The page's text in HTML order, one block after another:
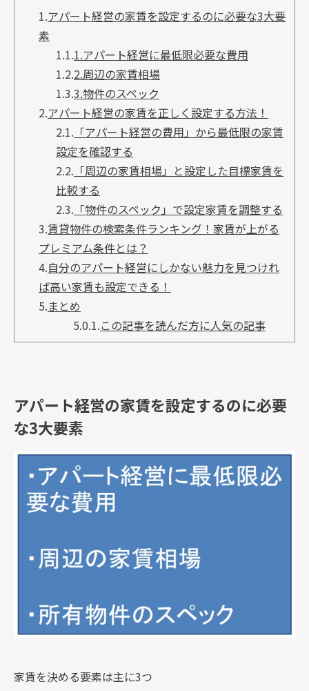
1.アパート経営の家賃を設定するのに必要な3大要
素
1.1.1.アパート経営に最低限必要な費用
1.2.2.周辺の家賃相場
1.3.3.物件のスペック
2.アパート経営の家賃を正しく設定する方法！
2.1. 「アパート経営の費用」から最低限の家賃
設定を確認する
2.2. 「周辺の家賃相場」と設定した目標家賃を
比較する
2.3. 「物件のスペック」で設定家賃を調整する
3.賃貸物件の検索条件ランキング！家賃が上がる
プレミアム条件とは？
4.自分のアパート経営にしかない魅力を見つけれ
ば高い家賃も設定できる！
5.まとめ
5.0.1.この記事を読んだ方に人気の記事
アパート経営の家賃を設定するのに必要
な3大要素
家賃を決める要素は主に3つ